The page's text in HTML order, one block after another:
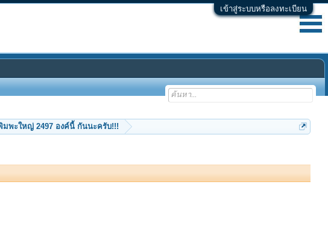
เข้าสู่ระบบหรือลงทะเบียน
มพะใหญ่ 2497 องค์นี้ กันนะครับ!!!